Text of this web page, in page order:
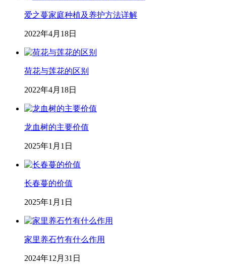
爱之蔓家庭种植及养护方法详解
2022年4月18日
荷花与莲花的区别
2022年4月18日
龙血树的主要价值
2025年1月1日
长春蔓的价值
2025年1月1日
家里养石竹有什么作用
2024年12月31日